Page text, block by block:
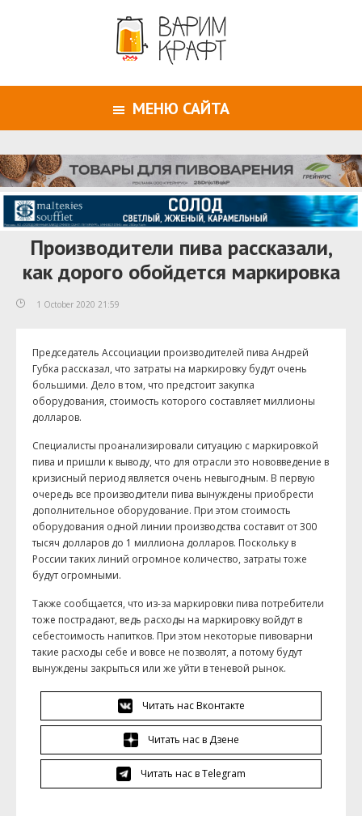
МЕНЮ САЙТА
Производители пива рассказали,
как дорого обойдется маркировка
1 October 2020 21:59
Председатель Ассоциации производителей пива Андрей
Губка рассказал, что затраты на маркировку будут очень
большими. Дело в том, что предстоит закупка
оборудования, стоимость которого составляет миллионы
долларов.
Специалисты проанализировали ситуацию с маркировкой
пива и пришли к выводу, что для отрасли это нововведение в
кризисный период является очень невыгодным. В первую
очередь все производители пива вынуждены приобрести
дополнительное оборудование. При этом стоимость
оборудования одной линии производства составит от 300
тысяч долларов до 1 миллиона долларов. Поскольку в
России таких линий огромное количество, затраты тоже
будут огромными.
Также сообщается, что из-за маркировки пива потребители
тоже пострадают, ведь расходы на маркировку войдут в
себестоимость напитков. При этом некоторые пивоварни
такие расходы себе и вовсе не позволят, а потому будут
вынуждены закрыться или же уйти в теневой рынок.
Читать нас Вконтакте
Читать нас в Дзене
Читать нас в Telegram